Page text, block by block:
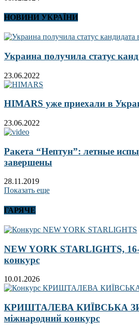
НОВИНИ УКРАЇНИ
Украина получила статус
23.06.2022
HIMARS уже приехали в
23.06.2022
Ракета “Нептун”: летные
завершены
28.11.2019
Показать еще
ГАРЯЧЕ
NEW YORK STARLIGHTS,
конкурс
10.01.2026
КРИШТАЛЕВА КИЇВСЬКА
міжнародний конкурс